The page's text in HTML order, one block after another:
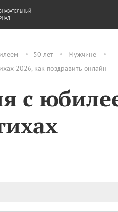
50 лет
Мужчине
2026, как поздравить онлайн
с
ДЕНЬГИ